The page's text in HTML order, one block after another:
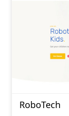
RoboTech